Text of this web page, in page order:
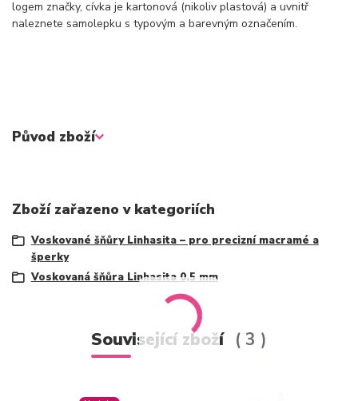
logem značky, cívka je kartonová (nikoliv plastová) a uvnitř
naleznete samolepku s typovým a barevným označením.
Původ zboží
Zboží zařazeno v kategoriích
Voskované šňůry Linhasita – pro precizní macramé a
šperky
Voskovaná šňůra Linhasita 0,5 mm
Související zboží 3